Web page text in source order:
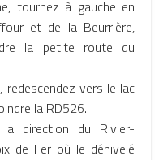
tournez à gauche en
et de la Beurrière,
la petite route du
vers le lac
la RD526.
direction du Rivier-
de Fer où le dénivelé